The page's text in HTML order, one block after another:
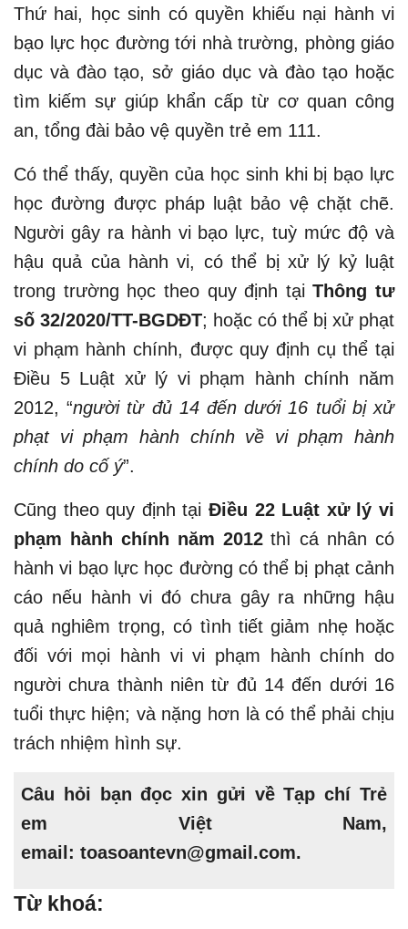
Thứ hai, học sinh có quyền khiếu nại hành vi
bạo lực học đường tới nhà trường, phòng giáo
dục và đào tạo, sở giáo dục và đào tạo hoặc
tìm kiếm sự giúp khẩn cấp từ cơ quan công
an, tổng đài bảo vệ quyền trẻ em 111.
Có thể thấy, quyền của học sinh khi bị bạo lực
học đường được pháp luật bảo vệ chặt chẽ.
Người gây ra hành vi bạo lực, tuỳ mức độ và
hậu quả của hành vi, có thể bị xử lý kỷ luật
trong trường học theo quy định tạiThông tư
số 32/2020/TT-BGDĐT; hoặc có thể bị xử phạt
vi phạm hành chính, được quy định cụ thể tại
Điều 5 Luật xử lý vi phạm hành chính năm
2012, “người từ đủ 14 đến dưới 16 tuổi bị xử
phạt vi phạm hành chính về vi phạm hành
chính do cố ý”.
Cũng theo quy định tại Điều 22 Luật xử lý vi
phạm hành chính năm 2012thì cá nhân có
hành vi bạo lực học đường có thể bị phạt cảnh
cáo nếu hành vi đó chưa gây ra những hậu
quả nghiêm trọng, có tình tiết giảm nhẹ hoặc
đối với mọi hành vi vi phạm hành chính do
người chưa thành niên từ đủ 14 đến dưới 16
tuổi thực hiện; và nặng hơn là có thể phải chịu
trách nhiệm hình sự.
Câu hỏi bạn đọc xin gửi về Tạp chí Trẻ
em Việt Nam,
email:toasoantevn@gmail.com.
Từ khoá: